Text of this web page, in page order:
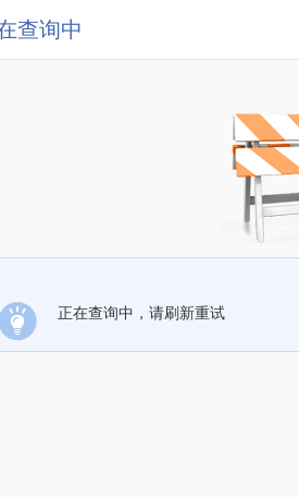
查询中
正在查询中，请刷新重试